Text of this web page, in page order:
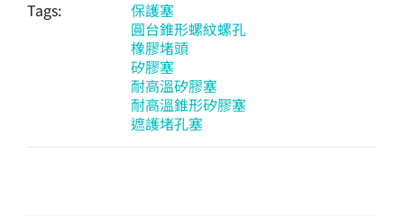
Tags:
保護塞
圓台錐形螺紋螺孔
橡膠堵頭
矽膠塞
耐高溫矽膠塞
耐高溫錐形矽膠塞
遮護堵孔塞